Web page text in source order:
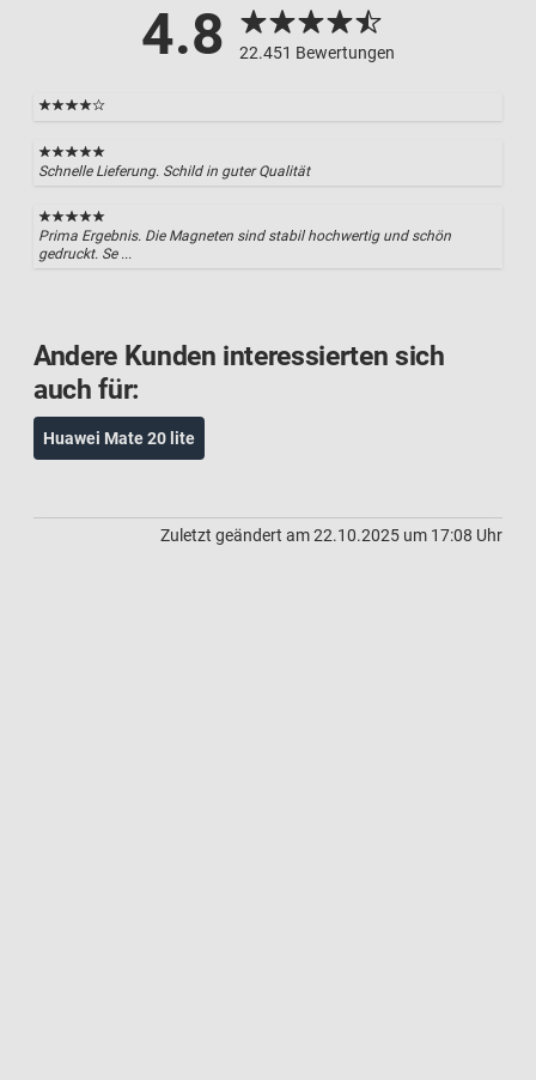
4.8 22.451 Bewertungen
Schnelle Lieferung. Schild in guter Qualität
Prima Ergebnis. Die Magneten sind stabil hochwertig und schön
gedruckt. Se ...
Andere Kunden interessierten sich
auch für:
Huawei Mate 20 lite
Zuletzt geändert am 22.10.2025 um 17:08 Uhr